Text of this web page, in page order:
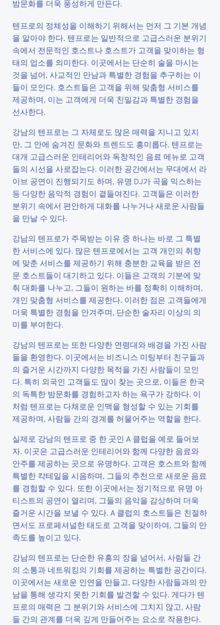
밤문화를 더욱 풍성하게 만든다.
텐프로의 정체성을 이해하기 위해서는 먼저 그 기본 개념
을 알아야 한다. 텐프로는 일반적으로 고급스러운 분위기
속에서 전문적인 호스트나 호스트가 고객을 맞이하는 형
태의 업소를 의미한다. 이곳에서는 단순히 술을 마시는
것을 넘어, 사교적인 만남과 특별한 경험을 추구하는 이
들이 모인다. 호스트들은 고객을 위해 맞춤형 서비스를
제공하며, 이는 고객에게 더욱 친밀감과 특별한 경험을
선사한다.
강남의 텐프로는 그 자체로도 많은 매력을 지니고 있지
만, 그 안에 숨겨진 문화와 트렌드도 흥미롭다. 텐프로는
대개 고급스러운 인테리어와 독창적인 음료 메뉴로 고객
들의 시선을 사로잡는다. 이러한 공간에서는 무대에서 라
이브 공연이 진행되기도 하며, 유명 DJ가 곡을 믹스하는
등 다양한 음악적 경험이 곁들여진다. 고객들은 이러한
분위기 속에서 편안하게 대화를 나누거나 새로운 사람들
을 만날 수 있다.
강남의 텐프로가 주목받는 이유 중 하나는 바로 그 특별
한 서비스에 있다. 많은 텐프로에서는 고객 개인의 취향
에 맞춘 서비스를 제공하기 위해 충분한 교육을 받은 전
문 호스트들이 대기하고 있다. 이들은 고객의 기분에 맞
춰 대화를 나누고, 그들이 원하는 바를 정확히 이해하며,
개인 맞춤형 서비스를 제공한다. 이러한 점은 고객들에게
더욱 특별한 경험을 안겨주며, 단순한 술자리 이상의 의
미를 부여한다.
강남의 텐프로는 또한 다양한 연령대와 배경을 가진 사람
들을 환영한다. 이곳에서는 비즈니스 미팅부터 친구들과
의 즐거운 시간까지 다양한 목적을 가진 사람들이 모인
다. 특히 외국인 고객들도 많이 찾는 곳으로, 이들은 한국
의 독특한 밤문화를 경험하고자 하는 욕구가 강하다. 이
처럼 텐프로는 다채로운 인맥을 형성할 수 있는 기회를
제공하며, 사람들 간의 경계를 허물어주는 역할을 한다.
실제로 강남의 텐프로 중 한 곳인 A 클럽을 예로 들어보
자. 이곳은 고급스러운 인테리어와 함께 다양한 음료와
안주를 제공하는 곳으로 유명하다. 고객은 호스트와 함께
특별한 칵테일을 시음하며, 그들의 추천으로 새로운 음료
를 경험할 수 있다. 또한 이곳에서는 정기적으로 유명 아
티스트의 공연이 열리며, 그들의 음악을 감상하며 더욱
즐거운 시간을 보낼 수 있다. A 클럽의 호스트들은 친절하
면서도 프로페셔널한 태도로 고객을 맞이하여, 그들의 만
족도를 높이고 있다.
강남의 텐프로는 단순한 유흥의 장을 넘어서, 사람들 간
의 소통과 네트워킹의 기회를 제공하는 특별한 공간이다.
이곳에서는 새로운 인연을 만들고, 다양한 사람들과의 만
남을 통해 생각지 못한 기회를 발견할 수 있다. 게다가 텐
프로의 매력은 그 분위기와 서비스에 그치지 않고, 사람
들 간의 관계를 더욱 깊게 만들어주는 요소로 작용한다.